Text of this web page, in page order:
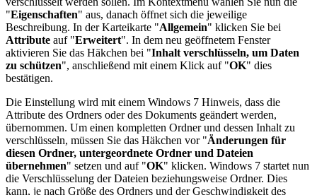
"Eigenschaften" aus, danach öffnet sich die jeweilige
Beschreibung. In der Karteikarte "Allgemein" klicken Sie bei
Attribute auf "Erweitert". In dem neu geöffnetem Fenster
aktivieren Sie das Häkchen bei "Inhalt verschlüsseln, um Daten
zu schützen", anschließend mit einem Klick auf "OK" dies
bestätigen.
Die Einstellung wird mit einem Windows 7 Hinweis, dass die
Attribute des Ordners oder des Dokuments geändert werden,
übernommen. Um einen kompletten Ordner und dessen Inhalt zu
verschlüsseln, müssen Sie das Häkchen vor "Änderungen für
diesen Ordner, untergeordnete Ordner und Dateien
übernehmen" setzen und auf "OK" klicken. Windows 7 startet nun
die Verschlüsselung der Dateien beziehungsweise Ordner. Dies
kann, je nach Größe des Ordners und der Geschwindigkeit des